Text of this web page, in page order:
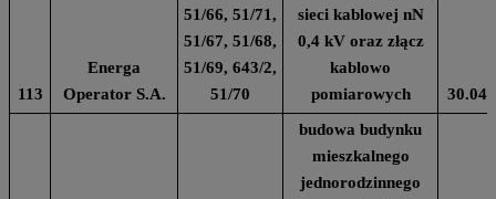
113
Energa
Operator S.A.
51/66, 51/71,
51/67, 51/68,
51/69, 643/2,
51/70
sieci kablowej nN
0,4 kV oraz złącz
kablowo
pomiarowych
budowa budynku
mieszkalnego
jednorodzinnego